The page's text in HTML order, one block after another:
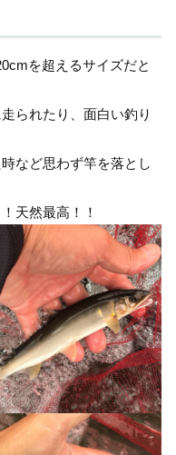
を超えるサイズだと
られたり、面白い釣り
など思わず竿を落とし
天然最高！！